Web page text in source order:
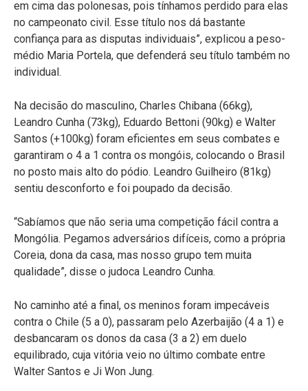
em cima das polonesas, pois tínhamos perdido para elas
no campeonato civil. Esse título nos dá bastante
confiança para as disputas individuais”, explicou a peso-
médio Maria Portela, que defenderá seu título também no
individual.
Na decisão do masculino, Charles Chibana (66kg),
Leandro Cunha (73kg), Eduardo Bettoni (90kg) e Walter
Santos (+100kg) foram eficientes em seus combates e
garantiram o 4 a 1 contra os mongóis, colocando o Brasil
no posto mais alto do pódio. Leandro Guilheiro (81kg)
sentiu desconforto e foi poupado da decisão.
“Sabíamos que não seria uma competição fácil contra a
Mongólia. Pegamos adversários difíceis, como a própria
Coreia, dona da casa, mas nosso grupo tem muita
qualidade”, disse o judoca Leandro Cunha.
No caminho até a final, os meninos foram impecáveis
contra o Chile (5 a 0), passaram pelo Azerbaijão (4 a 1) e
desbancaram os donos da casa (3 a 2) em duelo
equilibrado, cuja vitória veio no último combate entre
Walter Santos e Ji Won Jung.